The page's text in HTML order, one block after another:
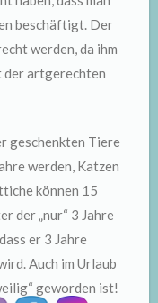
beschäftigt. Der
werden, da ihm
der artgerechten
geschenkten Tiere
werden, Katzen
können 15
der „nur“ 3 Jahre
er 3 Jahre
Auch im Urlaub
geworden ist!